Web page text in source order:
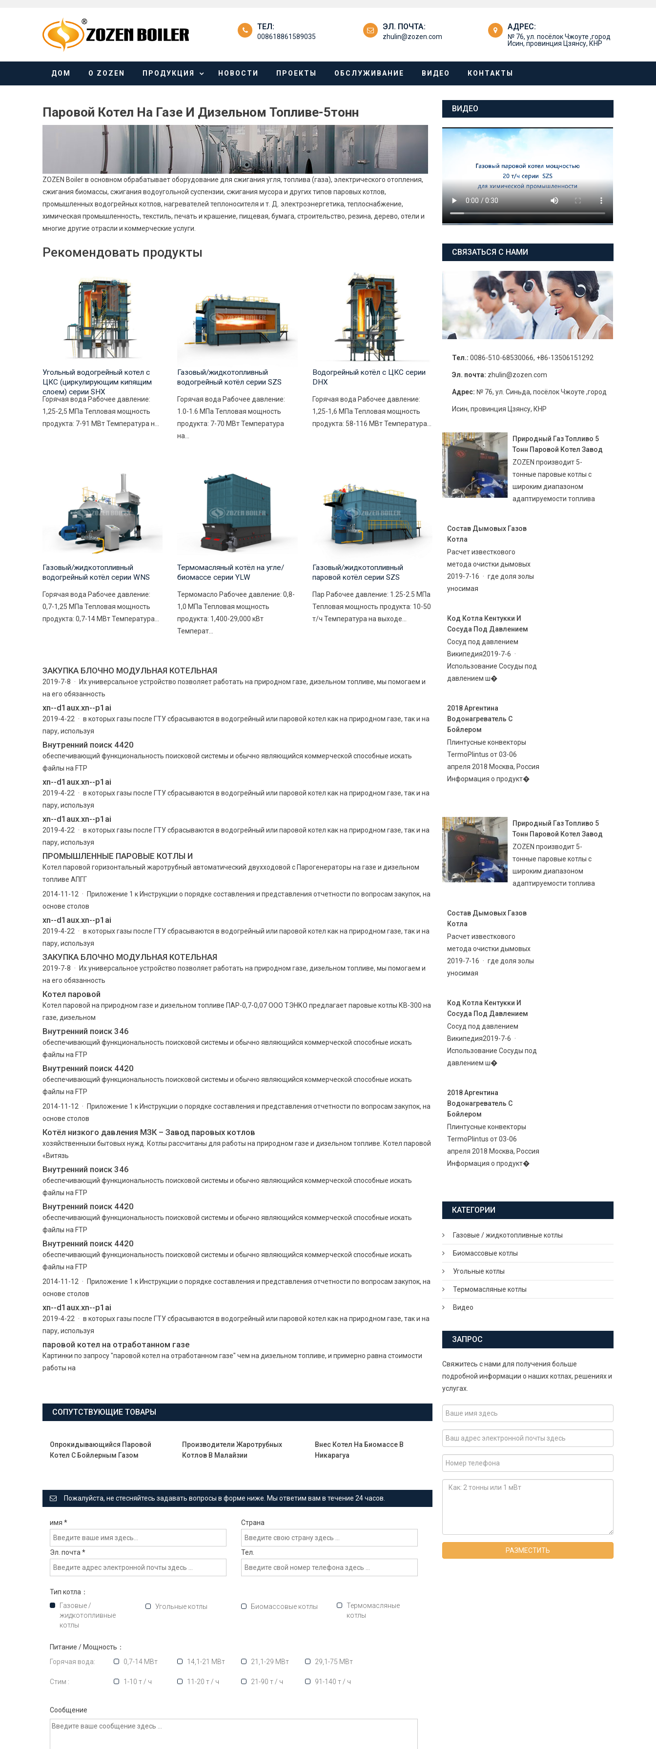
ТЕЛ:
008618861589035
ЭЛ. ПОЧТА:
zhulin@zozen.com
АДРЕС:
№ 76, ул. посёлок Чжоуте ,город
Исин, провинция Цзянсу, КНР
ДОМ О ZOZEN ПРОДУКЦИЯ НОВОСТИ ПРОЕКТЫ ОБСЛУЖИВАНИЕ ВИДЕО КОНТАКТЫ
Паровой Котел На Газе И Дизельном Топливе-5тонн
ZOZEN Boiler в основном обрабатывает оборудование для сжигания угля, топлива (газа), электрического отопления,
сжигания биомассы, сжигания водоугольной суспензии, сжигания мусора и других типов паровых котлов,
промышленных водогрейных котлов, нагревателей теплоносителя и т. Д. электроэнергетика, теплоснабжение,
химическая промышленность, текстиль, печать и крашение, пищевая, бумага, строительство, резина, дерево, отели и
многие другие отрасли и коммерческие услуги.
Рекомендовать продукты
Угольный водогрейный котел с
ЦКС (циркулирующим кипящим
слоем) серии SHX
Горячая вода Рабочее давление:
1,25-2,5 МПа Тепловая мощность
продукта: 7-91 МВт Температура н...
Газовый/жидкотопливный
водогрейный котёл серии SZS
Горячая вода Рабочее давление:
1.0-1.6 МПа Тепловая мощность
продукта: 7-70 МВт Температура
на...
Водогрейный котёл с ЦКС серии
DHX
Горячая вода Рабочее давление:
1,25-1,6 МПа Тепловая мощность
продукта: 58-116 МВт Температура...
Газовый/жидкотопливный
водогрейный котёл серии WNS
Горячая вода Рабочее давление:
0,7-1,25 МПа Тепловая мощность
продукта: 0,7-14 МВт Температура...
Термомасляный котёл на угле/
биомассе серии YLW
Термомасло Рабочее давление: 0,8-
1,0 МПа Тепловая мощность
продукта: 1,400-29,000 кВт
Температ...
Газовый/жидкотопливный
паровой котёл серии SZS
Пар Рабочее давление: 1.25-2.5 MПа
Тепловая мощность продукта: 10-50
т/ч Температура на выходе...
ЗАКУПКА БЛОЧНО МОДУЛЬНАЯ КОТЕЛЬНАЯ
2019-7-8 · Их универсальное устройство позволяет работать на природном газе, дизельном топливе, мы помогаем и
на его обязанность
xn--d1aux.xn--p1ai
2019-4-22 · в которых газы после ГТУ сбрасываются в водогрейный или паровой котел как на природном газе, так и на
пару, используя
Внутренний поиск 4420
обеспечивающий функциональность поисковой системы и обычно являющийся коммерческой способные искать
файлы на FTP
xn--d1aux.xn--p1ai
2019-4-22 · в которых газы после ГТУ сбрасываются в водогрейный или паровой котел как на природном газе, так и на
пару, используя
xn--d1aux.xn--p1ai
2019-4-22 · в которых газы после ГТУ сбрасываются в водогрейный или паровой котел как на природном газе, так и на
пару, используя
ПРОМЫШЛЕННЫЕ ПАРОВЫЕ КОТЛЫ И
Котел паровой горизонтальный жаротрубный автоматический двухходовой с Парогенераторы на газе и дизельном
топливе АПГГ
2014-11-12 · Приложение 1 к Инструкции о порядке составления и представления отчетности по вопросам закупок, на
основе столов
xn--d1aux.xn--p1ai
2019-4-22 · в которых газы после ГТУ сбрасываются в водогрейный или паровой котел как на природном газе, так и на
пару, используя
ЗАКУПКА БЛОЧНО МОДУЛЬНАЯ КОТЕЛЬНАЯ
2019-7-8 · Их универсальное устройство позволяет работать на природном газе, дизельном топливе, мы помогаем и
на его обязанность
Котел паровой
Котел паровой на природном газе и дизельном топливе ПАР-0,7-0,07 ООО ТЭНКО предлагает паровые котлы КВ-300 на
газе, дизельном
Внутренний поиск 346
обеспечивающий функциональность поисковой системы и обычно являющийся коммерческой способные искать
файлы на FTP
Внутренний поиск 4420
обеспечивающий функциональность поисковой системы и обычно являющийся коммерческой способные искать
файлы на FTP
2014-11-12 · Приложение 1 к Инструкции о порядке составления и представления отчетности по вопросам закупок, на
основе столов
Котёл низкого давления МЗК – Завод паровых котлов
хозяйственныхи бытовых нужд. Котлы рассчитаны для работы на природном газе и дизельном топливе. Котел паровой
«Витязь
Внутренний поиск 346
обеспечивающий функциональность поисковой системы и обычно являющийся коммерческой способные искать
файлы на FTP
Внутренний поиск 4420
обеспечивающий функциональность поисковой системы и обычно являющийся коммерческой способные искать
файлы на FTP
Внутренний поиск 4420
обеспечивающий функциональность поисковой системы и обычно являющийся коммерческой способные искать
файлы на FTP
2014-11-12 · Приложение 1 к Инструкции о порядке составления и представления отчетности по вопросам закупок, на
основе столов
xn--d1aux.xn--p1ai
2019-4-22 · в которых газы после ГТУ сбрасываются в водогрейный или паровой котел как на природном газе, так и на
пару, используя
паровой котел на отработанном газе
Картинки по запросу "паровой котел на отработанном газе" чем на дизельном топливе, и примерно равна стоимости
работы на
СОПУТСТВУЮЩИЕ ТОВАРЫ
Опрокидывающийся Паровой
Котел С Бойлерным Газом
Производители Жаротрубных
Котлов В Малайзии
Внес Котел На Биомассе В
Никарагуа
Пожалуйста, не стесняйтесь задавать вопросы в форме ниже. Мы ответим вам в течение 24 часов.
имя * Страна
Эл. почта * Тел.
Тип котла：
Газовые /
жидкотопливные
котлы
Угольные котлы Биомассовые котлы
Термомасляные
котлы
Питание / Мощность：
Горячая вода:
0,7-14 МВт 14,1-21 МВт 21,1-29 МВт 29,1-75 МВт
Стим : 1-10 т / ч 11-20 т / ч 21-90 т / ч 91-140 т / ч
Сообщение
ВИДЕО
СВЯЗАТЬСЯ С НАМИ
Тел.: 0086-510-68530066, +86-13506151292
Эл. почта: zhulin@zozen.com
Адрес: № 76, ул. Синьда, посёлок Чжоуте ,город
Исин, провинция Цзянсу, КНР
Природный Газ Топливо 5
Тонн Паровой Котел Завод
ZOZEN производит 5-
тонные паровые котлы с
широким диапазоном
адаптируемости топлива
Состав Дымовых Газов
Котла
Расчет известкового
метода очистки дымовых
2019-7-16 · где доля золы
уносимая
Код Котла Кентукки И
Сосуда Под Давлением
Сосуд под давлением
Википедия2019-7-6 ·
Использование Сосуды под
давлением ш�
2018 Аргентина
Водонагреватель С
Бойлером
Плинтусные конвекторы
TermoPlintus от 03-06
апреля 2018 Москва, Россия
Информация о продукт�
Природный Газ Топливо 5
Тонн Паровой Котел Завод
ZOZEN производит 5-
тонные паровые котлы с
широким диапазоном
адаптируемости топлива
Состав Дымовых Газов
Котла
Расчет известкового
метода очистки дымовых
2019-7-16 · где доля золы
уносимая
Код Котла Кентукки И
Сосуда Под Давлением
Сосуд под давлением
Википедия2019-7-6 ·
Использование Сосуды под
давлением ш�
2018 Аргентина
Водонагреватель С
Бойлером
Плинтусные конвекторы
TermoPlintus от 03-06
апреля 2018 Москва, Россия
Информация о продукт�
КАТЕГОРИИ
Газовые / жидкотопливные котлы
Биомассовые котлы
Угольные котлы
Термомасляные котлы
Видео
ЗАПРОС
Свяжитесь с нами для получения больше
подробной информации о наших котлах, решениях и
услугах.
РАЗМЕСТИТЬ